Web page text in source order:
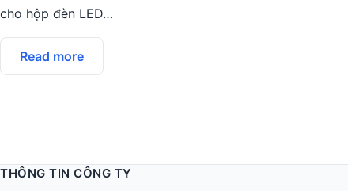
cho hộp đèn LED…
Read more
THÔNG TIN CÔNG TY